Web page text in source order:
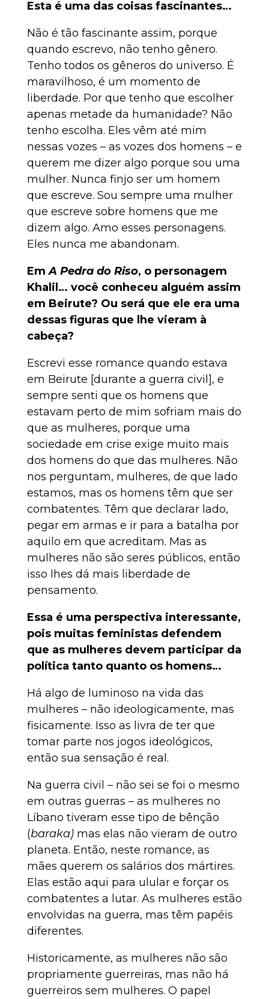
Esta é uma das coisas fascinantes…
Não é tão fascinante assim, porque
quando escrevo, não tenho gênero.
Tenho todos os gêneros do universo. É
maravilhoso, é um momento de
liberdade. Por que tenho que escolher
apenas metade da humanidade? Não
tenho escolha. Eles vêm até mim
nessas vozes – as vozes dos homens – e
querem me dizer algo porque sou uma
mulher. Nunca finjo ser um homem
que escreve. Sou sempre uma mulher
que escreve sobre homens que me
dizem algo. Amo esses personagens.
Eles nunca me abandonam.
EmA Pedra do Riso, o personagem
Khalil… você conheceu alguém assim
em Beirute? Ou será que ele era uma
dessas figuras que lhe vieram à
cabeça?
Escrevi esse romance quando estava
em Beirute [durante a guerra civil], e
sempre senti que os homens que
estavam perto de mim sofriam mais do
que as mulheres, porque uma
sociedade em crise exige muito mais
dos homens do que das mulheres. Não
nos perguntam, mulheres, de que lado
estamos, mas os homens têm que ser
combatentes. Têm que declarar lado,
pegar em armas e ir para a batalha por
aquilo em que acreditam. Mas as
mulheres não são seres públicos, então
isso lhes dá mais liberdade de
pensamento.
Essa é uma perspectiva interessante,
pois muitas feministas defendem
que as mulheres devem participar da
política tanto quanto os homens…
Há algo de luminoso na vida das
mulheres – não ideologicamente, mas
fisicamente. Isso as livra de ter que
tomar parte nos jogos ideológicos,
então sua sensação é real.
Na guerra civil – não sei se foi o mesmo
em outras guerras – as mulheres no
Líbano tiveram esse tipo de bênção
(baraka) mas elas não vieram de outro
planeta. Então, neste romance, as
mães querem os salários dos mártires.
Elas estão aqui para ulular e forçar os
combatentes a lutar. As mulheres estão
envolvidas na guerra, mas têm papéis
diferentes.
Historicamente, as mulheres não são
propriamente guerreiras, mas não há
guerreiros sem mulheres. O papel